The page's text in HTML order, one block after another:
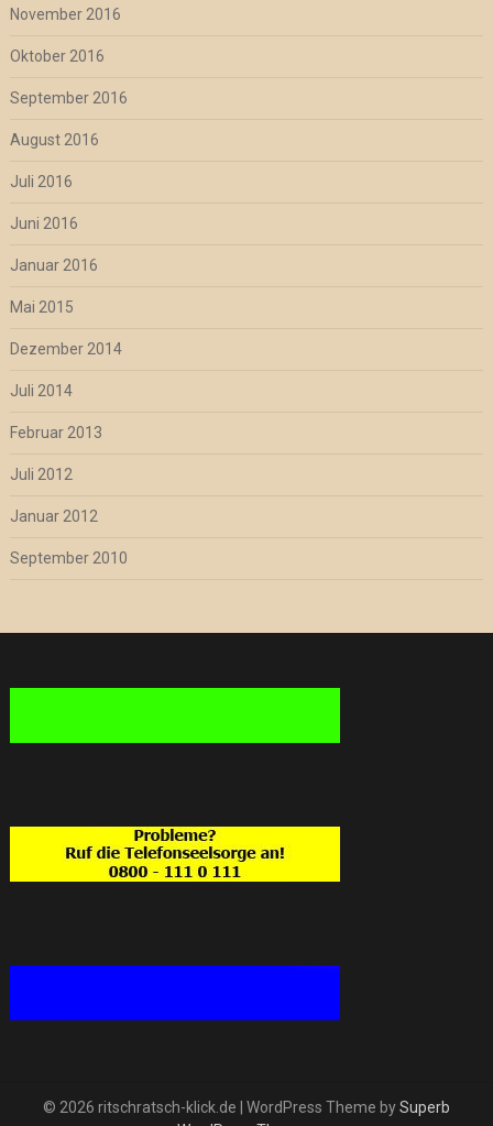
November 2016
Oktober 2016
September 2016
August 2016
Juli 2016
Juni 2016
Januar 2016
Mai 2015
Dezember 2014
Juli 2014
Februar 2013
Juli 2012
Januar 2012
September 2010
© 2026 ritschratsch-klick.de | WordPress Theme bySuperb